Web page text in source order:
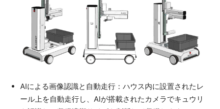
AIによる画像認識と自動走行：ハウス内に設置されたレ
ール上を自動走行し、AIが搭載されたカメラでキュウリ